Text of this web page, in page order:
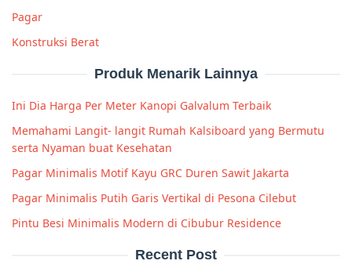
Pagar
Konstruksi Berat
Produk Menarik Lainnya
Ini Dia Harga Per Meter Kanopi Galvalum Terbaik
Memahami Langit- langit Rumah Kalsiboard yang Bermutu
serta Nyaman buat Kesehatan
Pagar Minimalis Motif Kayu GRC Duren Sawit Jakarta
Pagar Minimalis Putih Garis Vertikal di Pesona Cilebut
Pintu Besi Minimalis Modern di Cibubur Residence
Recent Post